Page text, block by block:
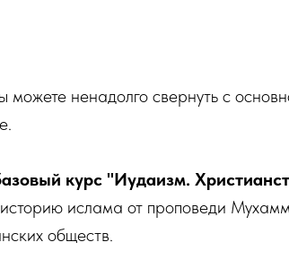
можете ненадолго свернуть с
курс "Иудаизм.
ислама от проповеди
обществ.